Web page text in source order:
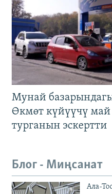
Мунай
Өкмөт күйүүчү
турганын эскертти
Блог - Миңсанат
Ала-